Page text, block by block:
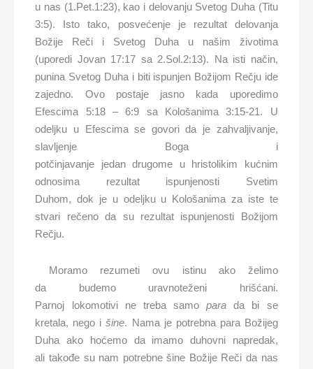
u nas (1.Pet.1:23), kao i delovanju Svetog Duha (Titu
3:5). Isto tako, posvećenje je rezultat delovanja
Božije Reči i Svetog Duha u našim životima
(uporedi Jovan 17:17 sa 2.Sol.2:13). Na isti način,
punina Svetog Duha i biti ispunjen Božijom Rečju ide
zajedno. Ovo postaje jasno kada uporedimo
Efescima 5:18 – 6:9 sa Kološanima 3:15-21. U
odeljku u Efescima se govori da je zahvaljivanje,
slavljenje Boga i
potčinjavanje jedan drugome u hristolikim kućnim
odnosima rezultat ispunjenosti Svetim
Duhom, dok je u odeljku u Kološanima za iste te
stvari rečeno da su rezultat ispunjenosti Božijom
Rečju.
Moramo rezumeti ovu istinu ako želimo
da budemo uravnoteženi hrišćani.
Parnoj lokomotivi ne treba samopara da bi se
kretala, nego išine. Nama je potrebna para Božijeg
Duha ako hoćemo da imamo duhovni napredak,
ali takođe su nam potrebne šine Božije Reči da nas